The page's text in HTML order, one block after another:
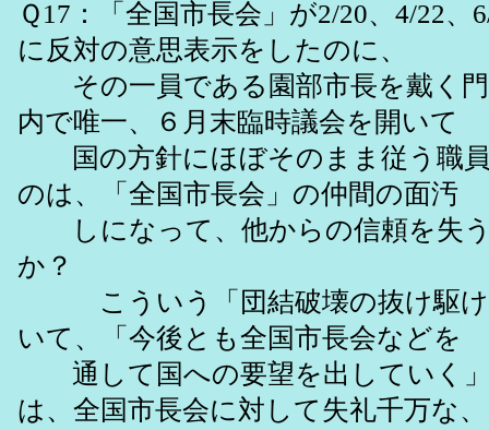
Ｑ17：「全国市長会」が2/20、4/22、
に反対の意思表示をしたのに、
その一員である園部市長を戴く門
内で唯一、６月末臨時議会を開いて
国の方針にほぼそのまま従う職員
のは、「全国市長会」の仲間の面汚
しになって、他からの信頼を失
か？
こういう「団結破壊の抜け駆け
いて、「今後とも全国市長会などを
通して国への要望を出していく
は、全国市長会に対して失礼千万な、